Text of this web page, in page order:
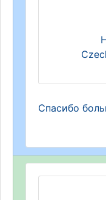
Спасибо